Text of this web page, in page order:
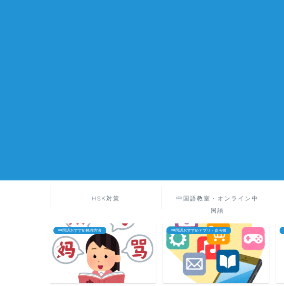
HSK対策
中国語教室・オンライン中
国語
中国語おすすめアプリ・参考書 中国語教室・オンライン中国語